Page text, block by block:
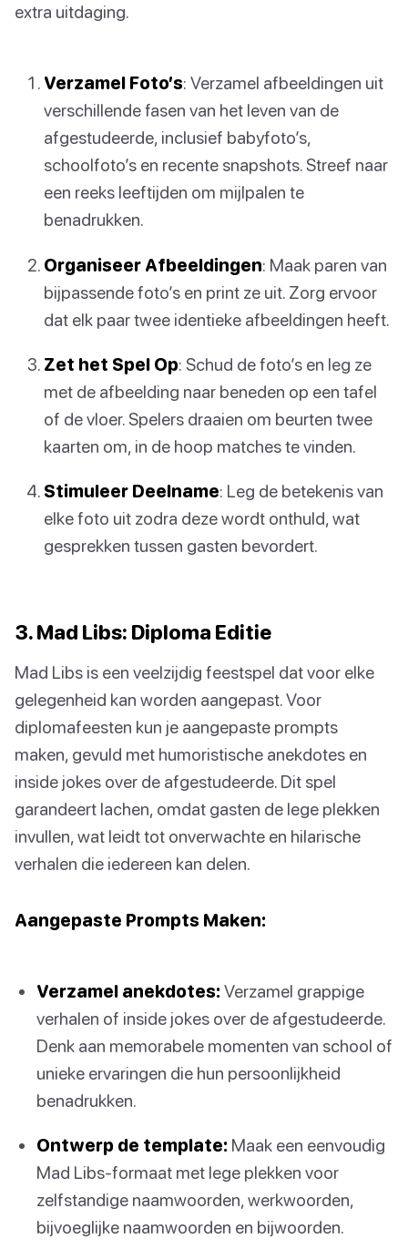
extra uitdaging.
Verzamel Foto’s: Verzamel afbeeldingen uit
verschillende fasen van het leven van de
afgestudeerde, inclusief babyfoto’s,
schoolfoto’s en recente snapshots. Streef naar
een reeks leeftijden om mijlpalen te
benadrukken.
Organiseer Afbeeldingen: Maak paren van
bijpassende foto’s en print ze uit. Zorg ervoor
dat elk paar twee identieke afbeeldingen heeft.
Zet het Spel Op: Schud de foto’s en leg ze
met de afbeelding naar beneden op een tafel
of de vloer. Spelers draaien om beurten twee
kaarten om, in de hoop matches te vinden.
Stimuleer Deelname: Leg de betekenis van
elke foto uit zodra deze wordt onthuld, wat
gesprekken tussen gasten bevordert.
3. Mad Libs: Diploma Editie
Mad Libs is een veelzijdig feestspel dat voor elke
gelegenheid kan worden aangepast. Voor
diplomafeesten kun je aangepaste prompts
maken, gevuld met humoristische anekdotes en
inside jokes over de afgestudeerde. Dit spel
garandeert lachen, omdat gasten de lege plekken
invullen, wat leidt tot onverwachte en hilarische
verhalen die iedereen kan delen.
Aangepaste Prompts Maken:
Verzamel anekdotes: Verzamel grappige
verhalen of inside jokes over de afgestudeerde.
Denk aan memorabele momenten van school of
unieke ervaringen die hun persoonlijkheid
benadrukken.
Ontwerp de template: Maak een eenvoudig
Mad Libs-formaat met lege plekken voor
zelfstandige naamwoorden, werkwoorden,
bijvoeglijke naamwoorden en bijwoorden.